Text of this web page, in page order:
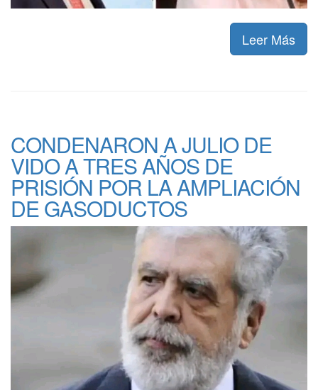
Leer Más
CONDENARON A JULIO DE
VIDO A TRES AÑOS DE
PRISIÓN POR LA AMPLIACIÓN
DE GASODUCTOS